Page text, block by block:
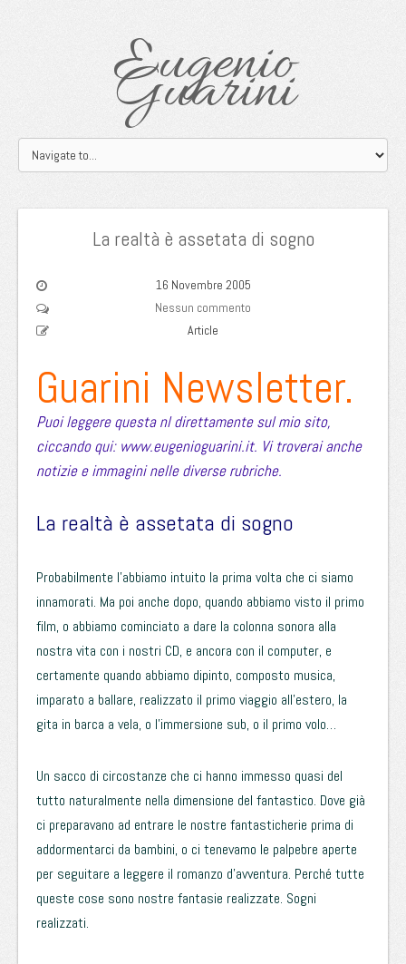
Eugenio
Guarini
La realtà è assetata di sogno
16 Novembre 2005
Nessun commento
Article
Guarini Newsletter.
Puoi leggere questa nl direttamente sul mio sito,
ciccando qui: www.eugenioguarini.it. Vi troverai anche
notizie e immagini nelle diverse rubriche.
La realtà è assetata di sogno
Probabilmente l’abbiamo intuito la prima volta che ci siamo
innamorati. Ma poi anche dopo, quando abbiamo visto il primo
film, o abbiamo cominciato a dare la colonna sonora alla
nostra vita con i nostri CD, e ancora con il computer, e
certamente quando abbiamo dipinto, composto musica,
imparato a ballare, realizzato il primo viaggio all’estero, la
gita in barca a vela, o l’immersione sub, o il primo volo…
Un sacco di circostanze che ci hanno immesso quasi del
tutto naturalmente nella dimensione del fantastico. Dove già
ci preparavano ad entrare le nostre fantasticherie prima di
addormentarci da bambini, o ci tenevamo le palpebre aperte
per seguitare a leggere il romanzo d’avventura. Perché tutte
queste cose sono nostre fantasie realizzate. Sogni
realizzati.